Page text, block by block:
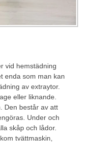
vid hemstädning
enda som man kan
av extraytor.
eller liknande.
Den består av att
Under och
skåp och lådor.
tvättmaskin,